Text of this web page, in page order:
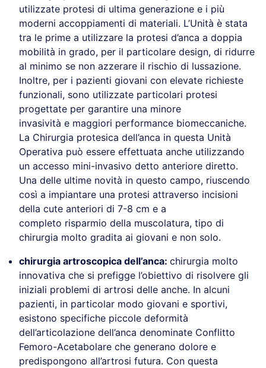
utilizzate protesi di ultima generazione e i più
moderni accoppiamenti di materiali. L’Unità è stata
tra le prime a utilizzare la protesi d’anca a doppia
mobilità in grado, per il particolare design, di ridurre
al minimo se non azzerare il rischio di lussazione.
Inoltre, per i pazienti giovani con elevate richieste
funzionali, sono utilizzate particolari protesi
progettate per garantire una minore
invasività e maggiori performance biomeccaniche.
La Chirurgia protesica dell’anca in questa Unità
Operativa può essere effettuata anche utilizzando
un accesso mini-invasivo detto anteriore diretto.
Una delle ultime novità in questo campo, riuscendo
così a impiantare una protesi attraverso incisioni
della cute anteriori di 7-8 cm e a
completo risparmio della muscolatura, tipo di
chirurgia molto gradita ai giovani e non solo.
chirurgia artroscopica dell’anca: chirurgia molto
innovativa che si prefigge l’obiettivo di risolvere gli
iniziali problemi di artrosi delle anche. In alcuni
pazienti, in particolar modo giovani e sportivi,
esistono specifiche piccole deformità
dell’articolazione dell’anca denominate Conflitto
Femoro-Acetabolare che generano dolore e
predispongono all’artrosi futura. Con questa